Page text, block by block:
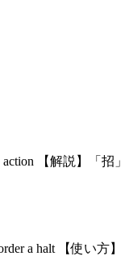
action 【解説】「
a halt 【使い